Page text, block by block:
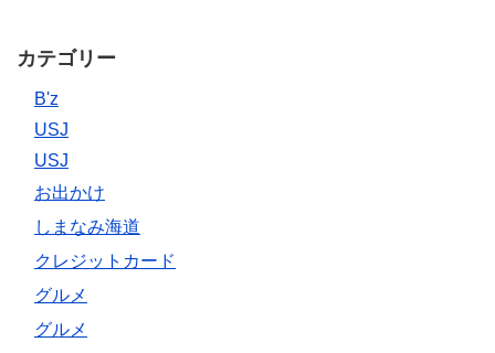
カテゴリー
B'z
USJ
USJ
お出かけ
しまなみ海道
クレジットカード
グルメ
グルメ